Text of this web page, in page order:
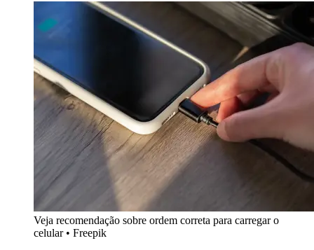
Veja recomendação sobre ordem correta para carregar o
celular• Freepik